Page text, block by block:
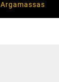
Argamassas